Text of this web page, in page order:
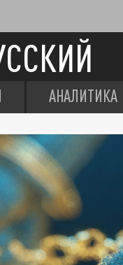
АНАЛИТИКА